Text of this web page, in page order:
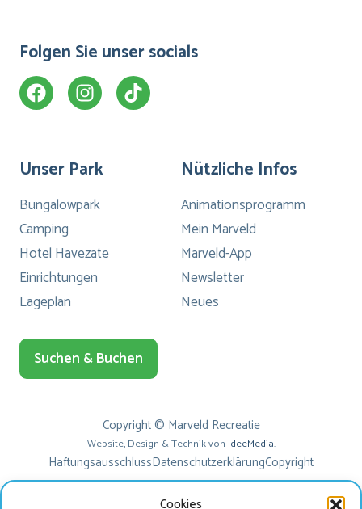
Cookies
Folgen Sie unser socials
Unser Park
Bungalowpark
Camping
Hotel Havezate
Einrichtungen
Lageplan
Nützliche Infos
Animationsprogramm
Mein Marveld
Marveld-App
Newsletter
Neues
Suchen & Buchen
Copyright © Marveld Recreatie
Website, Design & Technik vonIdeeMedia.
HaftungsausschlussDatenschutzerklärungCopyright